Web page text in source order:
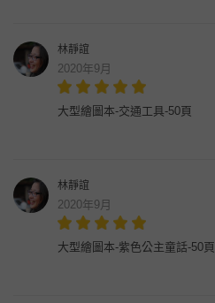
林靜誼
2020年9月
大型繪圖本-交通工具-50頁
林靜誼
2020年9月
大型繪圖本-紫色公主童話-50頁